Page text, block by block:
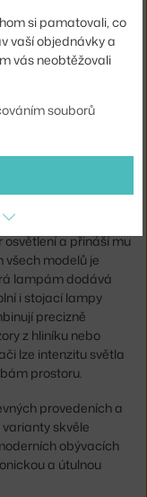
Ray, které pro
a přináší mu
modelů je
lampám dodává
i stojací lampy
precizně
z hliníku nebo
lze intenzitu světla
prostoru.
provedeních a
skvěle
obývacích
a útulnou
RAY T, BLACK
,22 809 Kč
Lampy Ray
si pamatovali, co
vaší objednávky a
vás neobtěžovali
souborů